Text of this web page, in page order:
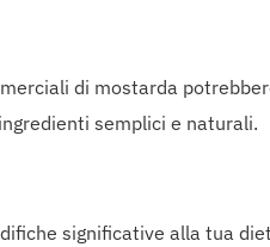
di mostarda
semplici e naturali.
significative alla tua